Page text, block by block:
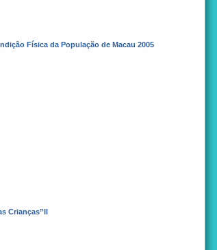
Física da População de Macau 2005
Crianças”II